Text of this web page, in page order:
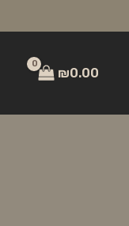
₪0.00